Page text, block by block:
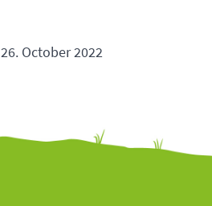
26. October 2022